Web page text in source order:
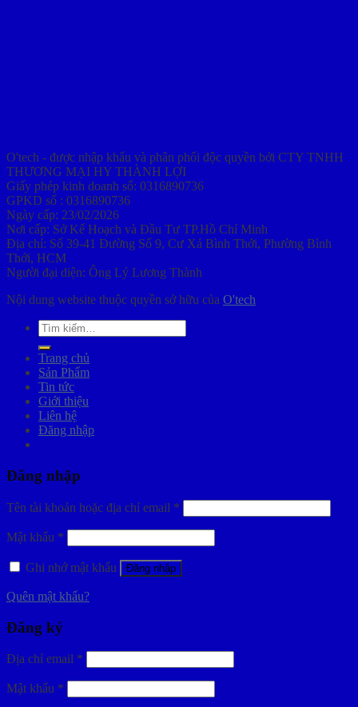
O'tech - được nhập khẩu và phân phối độc quyền bởi CTY TNHH
THƯƠNG MẠI HY THÀNH LỢI
Giấy phép kinh doanh số: 0316890736
GPKD số : 0316890736
Ngày cấp: 23/02/2026
Nơi cấp: Sở Kế Hoạch và Đầu Tư TP.Hồ Chí Minh
Địa chỉ: Số 39-41 Đường Số 9, Cư Xá Bình Thới, Phường Bình
Thới, HCM
Người đại diện: Ông Lý Lương Thành
Nội dung website thuộc quyền sở hữu của O'tech
Tìm
kiếm:
Trang chủ
Sản Phẩm
Tin tức
Giới thiệu
Liên hệ
Đăng nhập
Đăng nhập
Tên tài khoản hoặc địa chỉ email *
Mật khẩu *
Ghi nhớ mật khẩu Đăng nhập
Quên mật khẩu?
Đăng ký
Địa chỉ email *
Mật khẩu *